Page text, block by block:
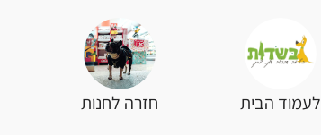
לעמוד הבית חזרה לחנות